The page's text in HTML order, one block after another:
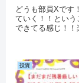
どうも部員Xです
ていく！！とい
できてる感じ！！
投資